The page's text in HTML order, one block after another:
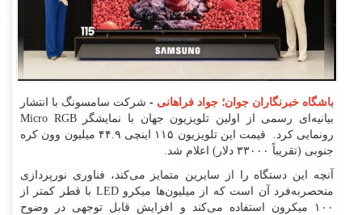
باشگاه خبرنگاران جوان؛ جواد فراهانی - شرکت سامسونگ با انتشار
بیانیه‌ای رسمی از اولین تلویزیون جهان با نمایشگر Micro RGB
رونمایی کرد. قیمت این تلویزیون ۱۱۵ اینچی ۴۴.۹ میلیون وون کره
جنوبی (تقریباً ۳۳۰۰۰ دلار) اعلام شد.
آنچه این دستگاه را از سایرین متمایز می‌کند، فناوری نورپردازی
منحصر‌به‌فرد آن است که از میلیون‌ها میکرو LED با قطر کمتر از
۱۰۰ میکرون استفاده می‌کند و افزایش قابل توجهی در وضوح